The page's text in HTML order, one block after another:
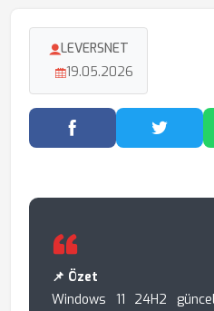
LEVERSNET
19.05.2026
Facebook'ta
📌 Özet
Windows 11 24H2